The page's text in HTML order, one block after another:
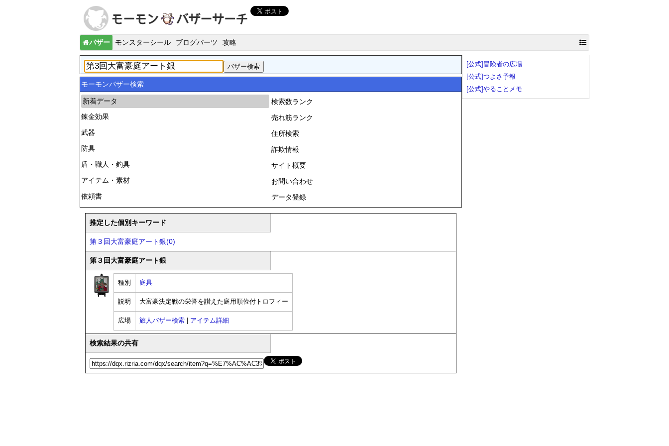
バザー モンスターシール ブログパーツ 攻略
モーモンバザー検索
新着データ
錬金効果
武器
防具
盾・職人・釣具
アイテム・素材
依頼書
検索数ランク
売れ筋ランク
住所検索
詐欺情報
サイト概要
お問い合わせ
データ登録
推定した個別キーワード
第３回大富豪庭アート銀(0)
第３回大富豪庭アート銀
種別 庭具
説明 大富豪決定戦の栄誉を讃えた庭用順位付トロフィー
広場 旅人バザー検索 アイテム詳細
検索結果の共有
[公式]冒険者の広場
[公式]つよさ予報
[公式]やることメモ